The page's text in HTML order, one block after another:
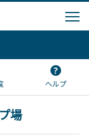
ヘルプ
場